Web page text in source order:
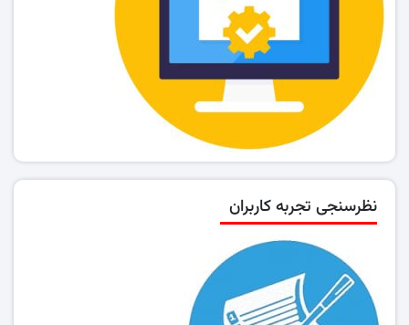
نظرسنجی تجربه کاربران